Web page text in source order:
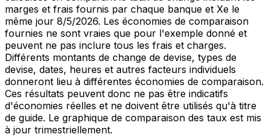
marges et frais fournis par chaque banque et Xe le
même jour 8/5/2026. Les économies de comparaison
fournies ne sont vraies que pour l'exemple donné et
peuvent ne pas inclure tous les frais et charges.
Différents montants de change de devise, types de
devise, dates, heures et autres facteurs individuels
donneront lieu à différentes économies de comparaison.
Ces résultats peuvent donc ne pas être indicatifs
d'économies réelles et ne doivent être utilisés qu'à titre
de guide. Le graphique de comparaison des taux est mis
à jour trimestriellement.